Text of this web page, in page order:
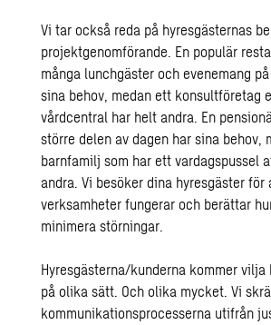
Vi tar också reda på hyresgästernas
projektgenomförande. En populär
många lunchgäster och evenemang
sina behov, medan ett konsultföretag
vårdcentral har helt andra. En
större delen av dagen har sina behov,
barnfamilj som har ett vardagspussel
andra. Vi besöker dina hyresgäster för
verksamheter fungerar och berättar
minimera störningar.
Hyresgästerna/kunderna kommer
på olika sätt. Och olika mycket. Vi
kommunikationsprocesserna utifrån